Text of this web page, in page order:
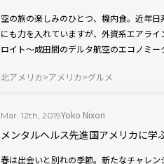
空の旅の楽しみのひとつ、機内食。近年
にも力を入れていますが、外資系エアラ
ロイト〜成田間のデルタ航空のエコノミー
北アメリカ アメリカ グルメ
Mar. 12th, 2019Yoko Nixon
メンタルヘルス先進国アメリカに学
春は出会いと別れの季節。新たなチャレ